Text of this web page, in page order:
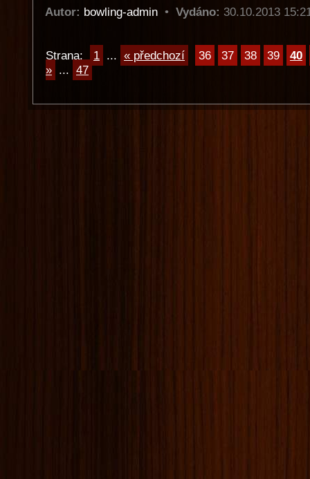
Autor: bowling-admin • Vydáno: 30.10.2013
Strana: 1 ... « předchozí 36 37 38 39
40
» ... 47